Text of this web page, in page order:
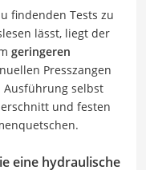
findenden Tests zu
lässt, liegt der
geringeren
Presszangen
selbst
und festen
eine hydraulische